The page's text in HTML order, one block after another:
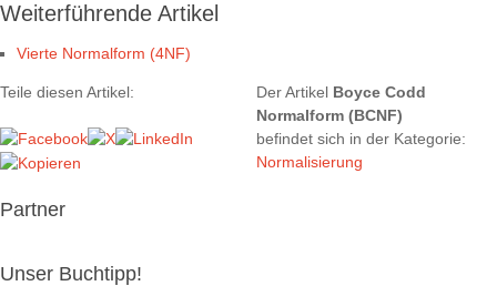
Weiterführende Artikel
Vierte Normalform (4NF)
Teile diesen Artikel: Der Artikel Boyce Codd
Normalform (BCNF)
befindet sich in der Kategorie:
Normalisierung
Partner
Unser Buchtipp!